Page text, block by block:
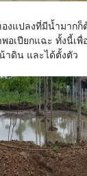
งแปลงที่มีน้ำมากก็
อเปียกแฉะ ทั้งนี้เ
าดิน และได้ตั้งตัว